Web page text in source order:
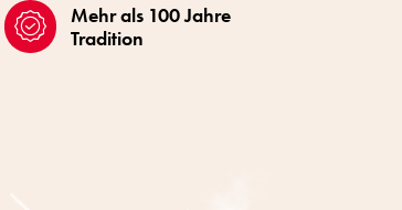
Mehr als 100 Jahre
Tradition